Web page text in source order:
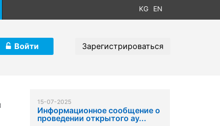
KG EN
Войти Зарегистрироваться
15-07-2025
Информационное сообщение о
проведении открытого ау...